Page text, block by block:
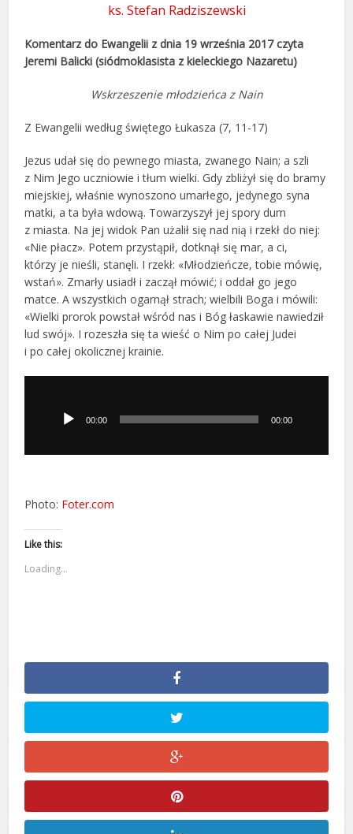
ks. Stefan Radziszewski
Komentarz do Ewangelii z dnia 19 września 2017 czyta
Jeremi Balicki (siódmoklasista z kieleckiego Nazaretu)
Wskrzeszenie młodzieńca z Nain
Z Ewangelii według świętego Łukasza (7, 11-17)
Jezus udał się do pewnego miasta, zwanego Nain; a szli
z Nim Jego uczniowie i tłum wielki. Gdy zbliżył się do bramy
miejskiej, właśnie wynoszono umarłego, jedynego syna
matki, a ta była wdową. Towarzyszył jej spory dum
z miasta. Na jej widok Pan użalił się nad nią i rzekł do niej:
«Nie płacz». Potem przystąpił, dotknął się mar, a ci,
którzy je nieśli, stanęli. I rzekł: «Młodzieńcze, tobie mówię,
wstań». Zmarły usiadł i zaczął mówić; i oddał go jego
matce. A wszystkich ogarnął strach; wielbili Boga i mówili:
«Wielki prorok powstał wśród nas i Bóg łaskawie nawiedził
lud swój». I rozeszła się ta wieść o Nim po całej Judei
i po całej okolicznej krainie.
dźwiękowych00:00 00:00
Photo: Foter.com
Like this:
Loading...